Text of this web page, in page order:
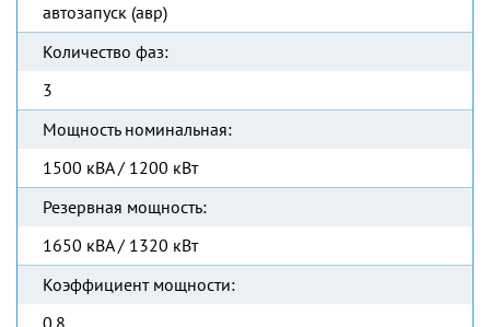
автозапуск (авр)
Количество фаз:
3
Мощность номинальная:
1500 кВА / 1200 кВт
Резервная мощность:
1650 кВА / 1320 кВт
Коэффициент мощности:
0.8